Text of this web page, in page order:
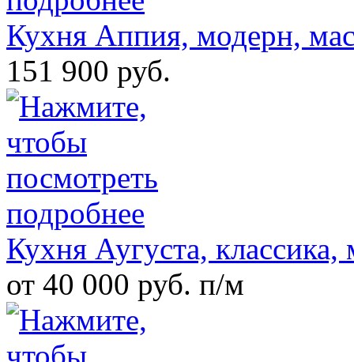
Кухня Аппия, модерн,
151 900 руб.
Кухня Аугуста, классика,
от 40 000 руб. п/м